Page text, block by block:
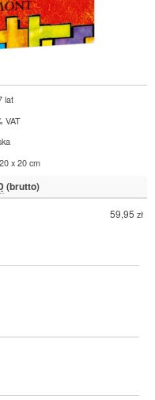
lat
VAT
x 20 cm
(brutto)
59,95 zł